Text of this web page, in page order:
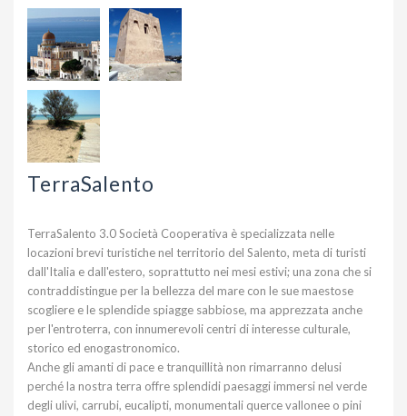
TerraSalento
TerraSalento 3.0 Società Cooperativa è specializzata nelle
locazioni brevi turistiche nel territorio del Salento, meta di turisti
dall'Italia e dall'estero, soprattutto nei mesi estivi; una zona che si
contraddistingue per la bellezza del mare con le sue maestose
scogliere e le splendide spiagge sabbiose, ma apprezzata anche
per l'entroterra, con innumerevoli centri di interesse culturale,
storico ed enogastronomico.
Anche gli amanti di pace e tranquillità non rimarranno delusi
perché la nostra terra offre splendidi paesaggi immersi nel verde
degli ulivi, carrubi, eucalipti, monumentali querce vallonee o pini